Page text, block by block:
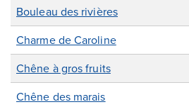
Bouleau des rivières
Charme de Caroline
Chêne à gros fruits
Chêne des marais